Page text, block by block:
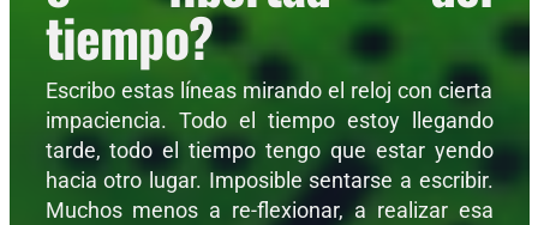
tiempo?
Escribo estas líneas mirando el reloj con cierta
impaciencia. Todo el tiempo estoy llegando
tarde, todo el tiempo tengo que estar yendo
hacia otro lugar. Imposible sentarse a escribir.
Muchos menos a re-flexionar, a realizar esa